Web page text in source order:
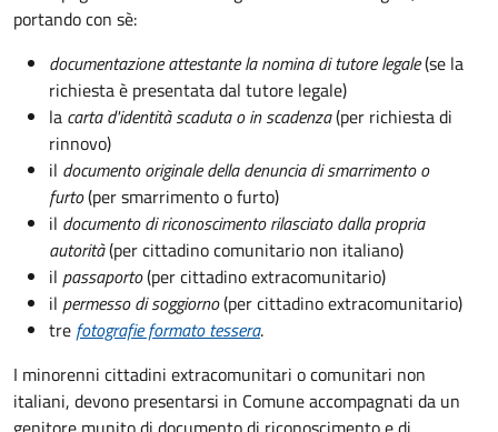
portando con sè:
documentazione attestante la nomina di tutore legale(se la
richiesta è presentata dal tutore legale)
la carta d'identità scaduta o in scadenza(per richiesta di
rinnovo)
il documento originale della denuncia di smarrimento o
furto(per smarrimento o furto)
il documento di riconoscimento rilasciato dalla propria
autorità(per cittadino comunitario non italiano)
il passaporto(per cittadino extracomunitario)
il permesso di soggiorno(per cittadino extracomunitario)
tre fotografie formato tessera.
I minorenni cittadini extracomunitari o comunitari non
italiani, devono presentarsi in Comune accompagnati da un